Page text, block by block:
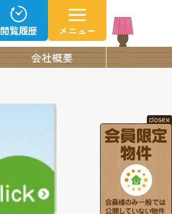
閲覧履歴 メニュー
会社概要